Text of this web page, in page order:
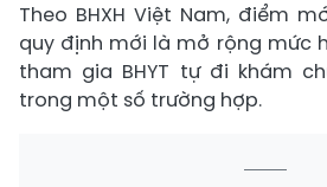
Theo BHXH Việt Nam, điểm
quy định mới là mở rộng mức
tham gia BHYT tự đi khám
trong một số trường hợp.